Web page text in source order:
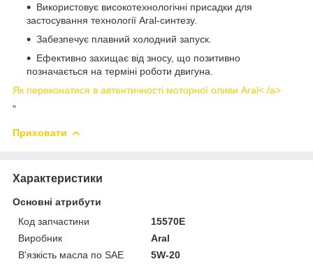
Використовує високотехнологічні присадки для
застосування технології Aral-синтезу.
Забезпечує плавний холодний запуск.
Ефективно захищає від зносу, що позитивно
позначається на терміні роботи двигуна.
Як переконатися в автентичності моторної оливи Aral< /a>
"
Приховати
Характеристики
Основні атрибути
Код запчастини
15570E
Виробник
Aral
В'язкість масла по SAE
5W-20